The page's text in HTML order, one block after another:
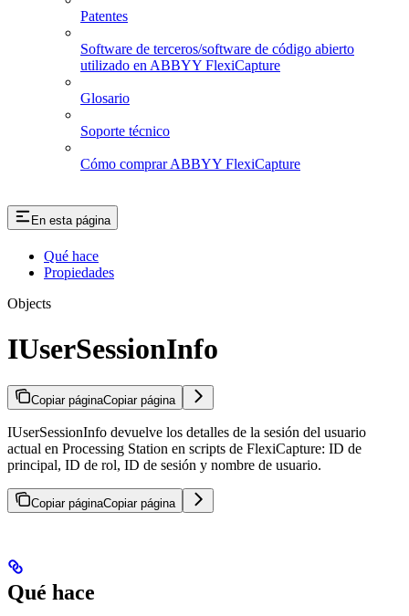
Patentes
Software de terceros/software de código abierto
utilizado en ABBYY FlexiCapture
Glosario
Soporte técnico
Cómo comprar ABBYY FlexiCapture
En esta página
Qué hace
Propiedades
Objects
IUserSessionInfo
Copiar páginaCopiar página
IUserSessionInfo devuelve los detalles de la sesión del usuario
actual en Processing Station en scripts de FlexiCapture: ID de
principal, ID de rol, ID de sesión y nombre de usuario.
Copiar páginaCopiar página
Qué hace